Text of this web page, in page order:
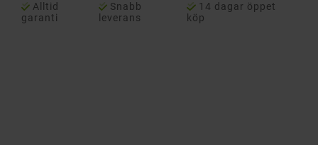
Alltid
garanti
Snabb
leverans
14 dagar öppet
köp